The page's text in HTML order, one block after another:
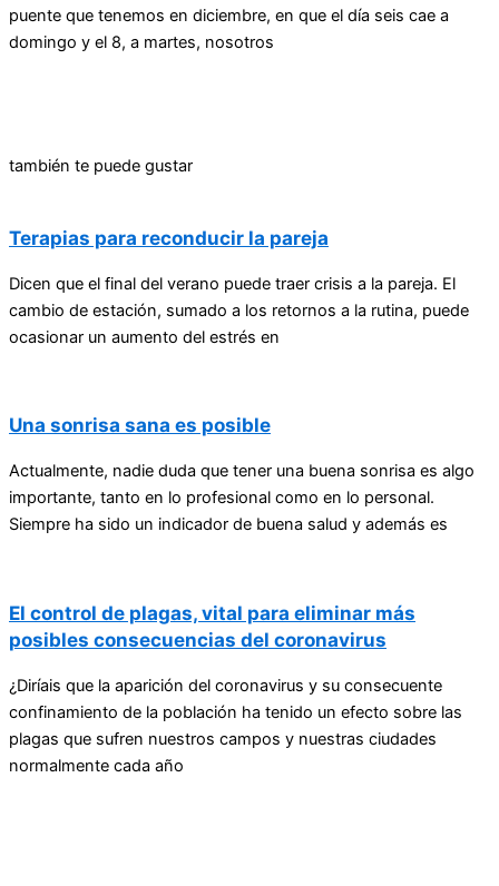
puente que tenemos en diciembre, en que el día seis cae a
domingo y el 8, a martes, nosotros
también te puede gustar
Terapias para reconducir la pareja
Dicen que el final del verano puede traer crisis a la pareja. El
cambio de estación, sumado a los retornos a la rutina, puede
ocasionar un aumento del estrés en
Una sonrisa sana es posible
Actualmente, nadie duda que tener una buena sonrisa es algo
importante, tanto en lo profesional como en lo personal.
Siempre ha sido un indicador de buena salud y además es
El control de plagas, vital para eliminar más
posibles consecuencias del coronavirus
¿Diríais que la aparición del coronavirus y su consecuente
confinamiento de la población ha tenido un efecto sobre las
plagas que sufren nuestros campos y nuestras ciudades
normalmente cada año